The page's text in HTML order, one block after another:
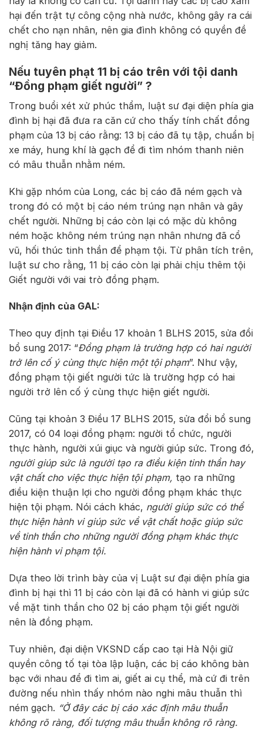
hại đến trật tự công cộng nhà nước, không gây ra cái
chết cho nạn nhân, nên gia đình không có quyền đề
nghị tăng hay giảm.
Nếu tuyên phạt 11 bị cáo trên với tội danh
“Đồng phạm giết người” ?
Trong buổi xét xử phúc thẩm, luật sư đại diện phía gia
đình bị hại đã đưa ra căn cứ cho thấy tính chất đồng
phạm của 13 bị cáo rằng: 13 bị cáo đã tụ tập, chuẩn bị
xe máy, hung khí là gạch để đi tìm nhóm thanh niên
có mâu thuẫn nhằm ném.
Khi gặp nhóm của Long, các bị cáo đã ném gạch và
trong đó có một bị cáo ném trúng nạn nhân và gây
chết người. Những bị cáo còn lại có mặc dù không
ném hoặc không ném trúng nạn nhân nhưng đã cổ
vũ, hối thúc tinh thần để phạm tội. Từ phân tích trên,
luật sư cho rằng, 11 bị cáo còn lại phải chịu thêm tội
Giết người với vai trò đồng phạm.
Nhận định của GAL:
Theo quy định tại Điều 17 khoản 1 BLHS 2015, sửa đổi
bổ sung 2017: “Đồng phạm là trường hợp có hai người
trở lên cố ý cùng thực hiện một tội phạm”. Như vậy,
đồng phạm tội giết người tức là trường hợp có hai
người trở lên cố ý cùng thực hiện giết người.
Cũng tại khoản 3 Điều 17 BLHS 2015, sửa đổi bổ sung
2017, có 04 loại đồng phạm: người tổ chức, người
thực hành, người xúi giục và người giúp sức. Trong đó,
người giúp sức là người tạo ra điều kiện tinh thần hay
vật chất cho việc thực hiện tội phạm, tạo ra những
điều kiện thuận lợi cho người đồng phạm khác thực
hiện tội phạm. Nói cách khác, người giúp sức có thể
thực hiện hành vi giúp sức về vật chất hoặc giúp sức
về tinh thần cho những người đồng phạm khác thực
hiện hành vi phạm tội.
Dựa theo lời trình bày của vị Luật sư đại diện phía gia
đình bị hại thì 11 bị cáo còn lại đã có hành vi giúp sức
về mặt tinh thần cho 02 bị cáo phạm tội giết người
nên là đồng phạm.
Tuy nhiên, đại diện VKSND cấp cao tại Hà Nội giữ
quyền công tố tại tòa lập luận, các bị cáo không bàn
bạc với nhau để đi tìm ai, giết ai cụ thể, mà cứ đi trên
đường nếu nhìn thấy nhóm nào nghi mâu thuẫn thì
ném gạch. “Ở đây các bị cáo xác định mâu thuẫn
không rõ ràng, đối tượng mâu thuẫn không rõ ràng.